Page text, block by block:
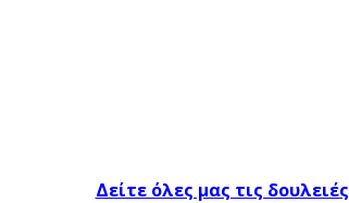
Δείτε όλες μας τις δουλειές